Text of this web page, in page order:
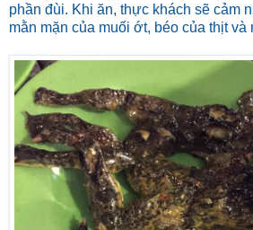
phần đùi. Khi ăn, thực khách sẽ cảm
mằn mặn của muối ớt, béo của thịt và